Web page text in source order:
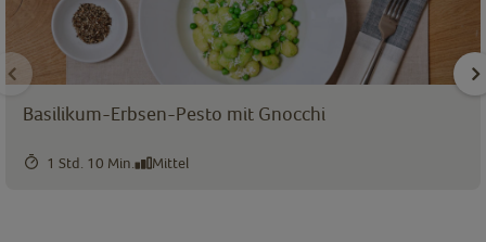
Basilikum-Erbsen-Pesto mit Gnocchi
1 Std. 10 Min. Mittel